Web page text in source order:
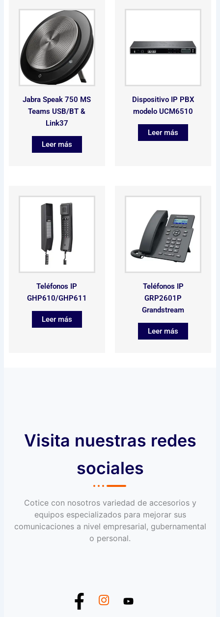
Jabra Speak 750 MS
Teams USB/BT &
Link37
Leer más
Dispositivo IP PBX
modelo UCM6510
Leer más
Teléfonos IP
GHP610/GHP611
Leer más
Teléfonos IP
GRP2601P
Grandstream
Leer más
Visita nuestras redes
sociales
Cotice con nosotros variedad de accesorios y
equipos especializados para mejorar sus
comunicaciones a nivel empresarial, gubernamental
o personal.